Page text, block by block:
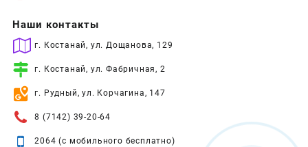
Наши контакты
г. Костанай, ул. Дощанова, 129
г. Костанай, ул. Фабричная, 2
г. Рудный, ул. Корчагина, 147
8 (7142) 39-20-64
2064 (с мобильного бесплатно)